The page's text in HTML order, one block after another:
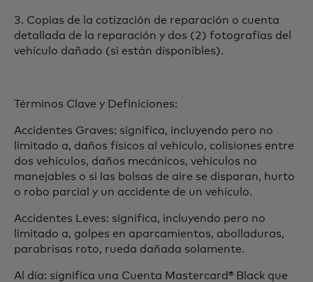
3. Copias de la cotización de reparación o cuenta
detallada de la reparación y dos (2) fotografías del
vehículo dañado (si están disponibles).
Términos Clave y Definiciones:
Accidentes Graves: significa, incluyendo pero no
limitado a, daños físicos al vehículo, colisiones entre
dos vehículos, daños mecánicos, vehículos no
manejables o si las bolsas de aire se disparan, hurto
o robo parcial y un accidente de un vehículo.
Accidentes Leves: significa, incluyendo pero no
limitado a, golpes en aparcamientos, abolladuras,
parabrisas roto, rueda dañada solamente.
Al día: significa una Cuenta Mastercard® Black que